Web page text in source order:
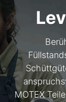
MOTEX